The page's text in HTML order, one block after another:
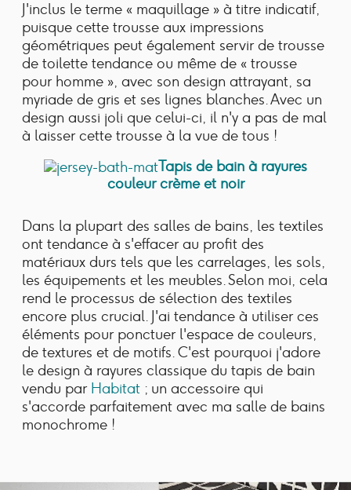
J'inclus le terme « maquillage » à titre indicatif,
puisque cette trousse aux impressions
géométriques peut également servir de trousse
de toilette tendance ou même de « trousse
pour homme », avec son design attrayant, sa
myriade de gris et ses lignes blanches. Avec un
design aussi joli que celui-ci, il n'y a pas de mal
à laisser cette trousse à la vue de tous !
Tapis de bain à rayures
couleur crème et noir
Dans la plupart des salles de bains, les textiles
ont tendance à s'effacer au profit des
matériaux durs tels que les carrelages, les sols,
les équipements et les meubles. Selon moi, cela
rend le processus de sélection des textiles
encore plus crucial. J'ai tendance à utiliser ces
éléments pour ponctuer l'espace de couleurs,
de textures et de motifs. C'est pourquoi j'adore
le design à rayures classique du tapis de bain
vendu par Habitat ; un accessoire qui
s'accorde parfaitement avec ma salle de bains
monochrome !